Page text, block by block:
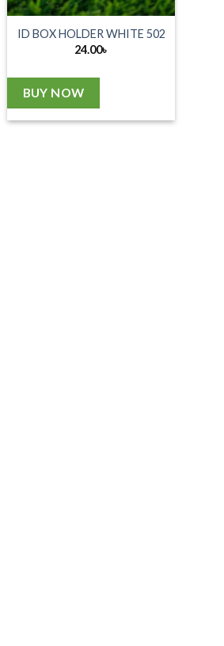
ID BOX HOLDER WHITE 502
24.00৳
BUY NOW